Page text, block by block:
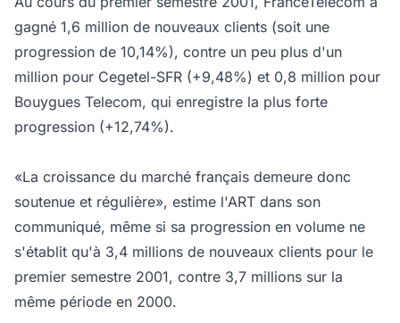
gagné 1,6 million de nouveaux clients (soit une
progression de 10,14%), contre un peu plus d'un
million pour Cegetel-SFR (+9,48%) et 0,8 million pour
Bouygues Telecom, qui enregistre la plus forte
progression (+12,74%).
«La croissance du marché français demeure donc
soutenue et régulière», estime l'ART dans son
communiqué, même si sa progression en volume ne
s'établit qu'à 3,4 millions de nouveaux clients pour le
premier semestre 2001, contre 3,7 millions sur la
même période en 2000.